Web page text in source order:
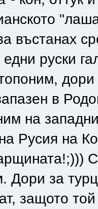
въстанах
едни руски
в
на
Русия на
Дори за
защото